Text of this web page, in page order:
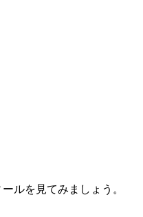
ルを見てみましょう。